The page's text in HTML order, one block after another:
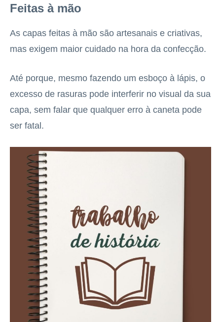
Feitas à mão
As capas feitas à mão são artesanais e criativas,
mas exigem maior cuidado na hora da confecção.
Até porque, mesmo fazendo um esboço à lápis, o
excesso de rasuras pode interferir no visual da sua
capa, sem falar que qualquer erro à caneta pode
ser fatal.